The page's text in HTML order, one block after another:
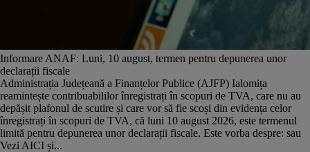
Informare ANAF: Luni, 10 august, termen pentru depunerea unor
declarații fiscale
Administrația Județeană a Finanțelor Publice (AJFP) Ialomița
reamintește contribuabililor înregistrați în scopuri de TVA, care nu au
depășit plafonul de scutire și care vor să fie scoși din evidența celor
înregistrați în scopuri de TVA, că luni 10 august 2026, este termenul
limită pentru depunerea unor declarații fiscale. Este vorba despre: sau
Vezi AICI și...